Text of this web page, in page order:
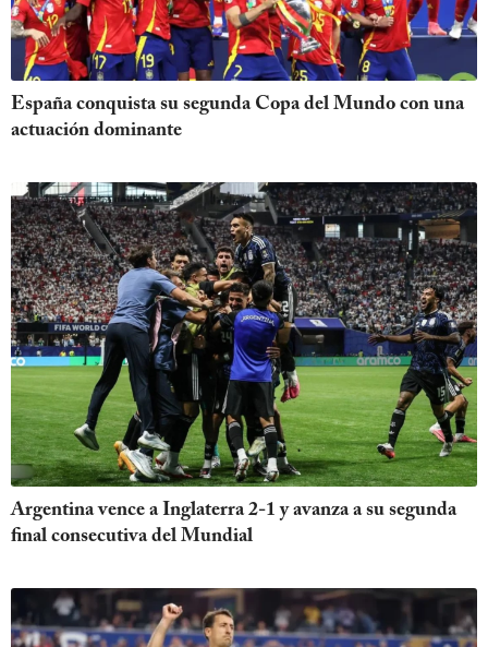
España conquista su segunda Copa del Mundo con una
actuación dominante
Argentina vence a Inglaterra 2-1 y avanza a su segunda
final consecutiva del Mundial